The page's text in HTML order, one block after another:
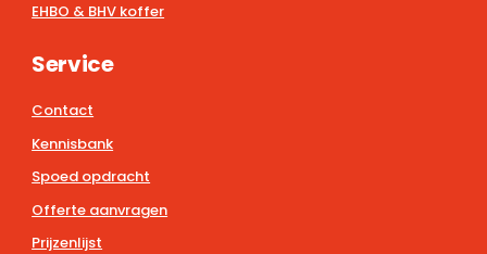
EHBO & BHV koffer
Service
Contact
Kennisbank
Spoed opdracht
Offerte aanvragen
Prijzenlijst